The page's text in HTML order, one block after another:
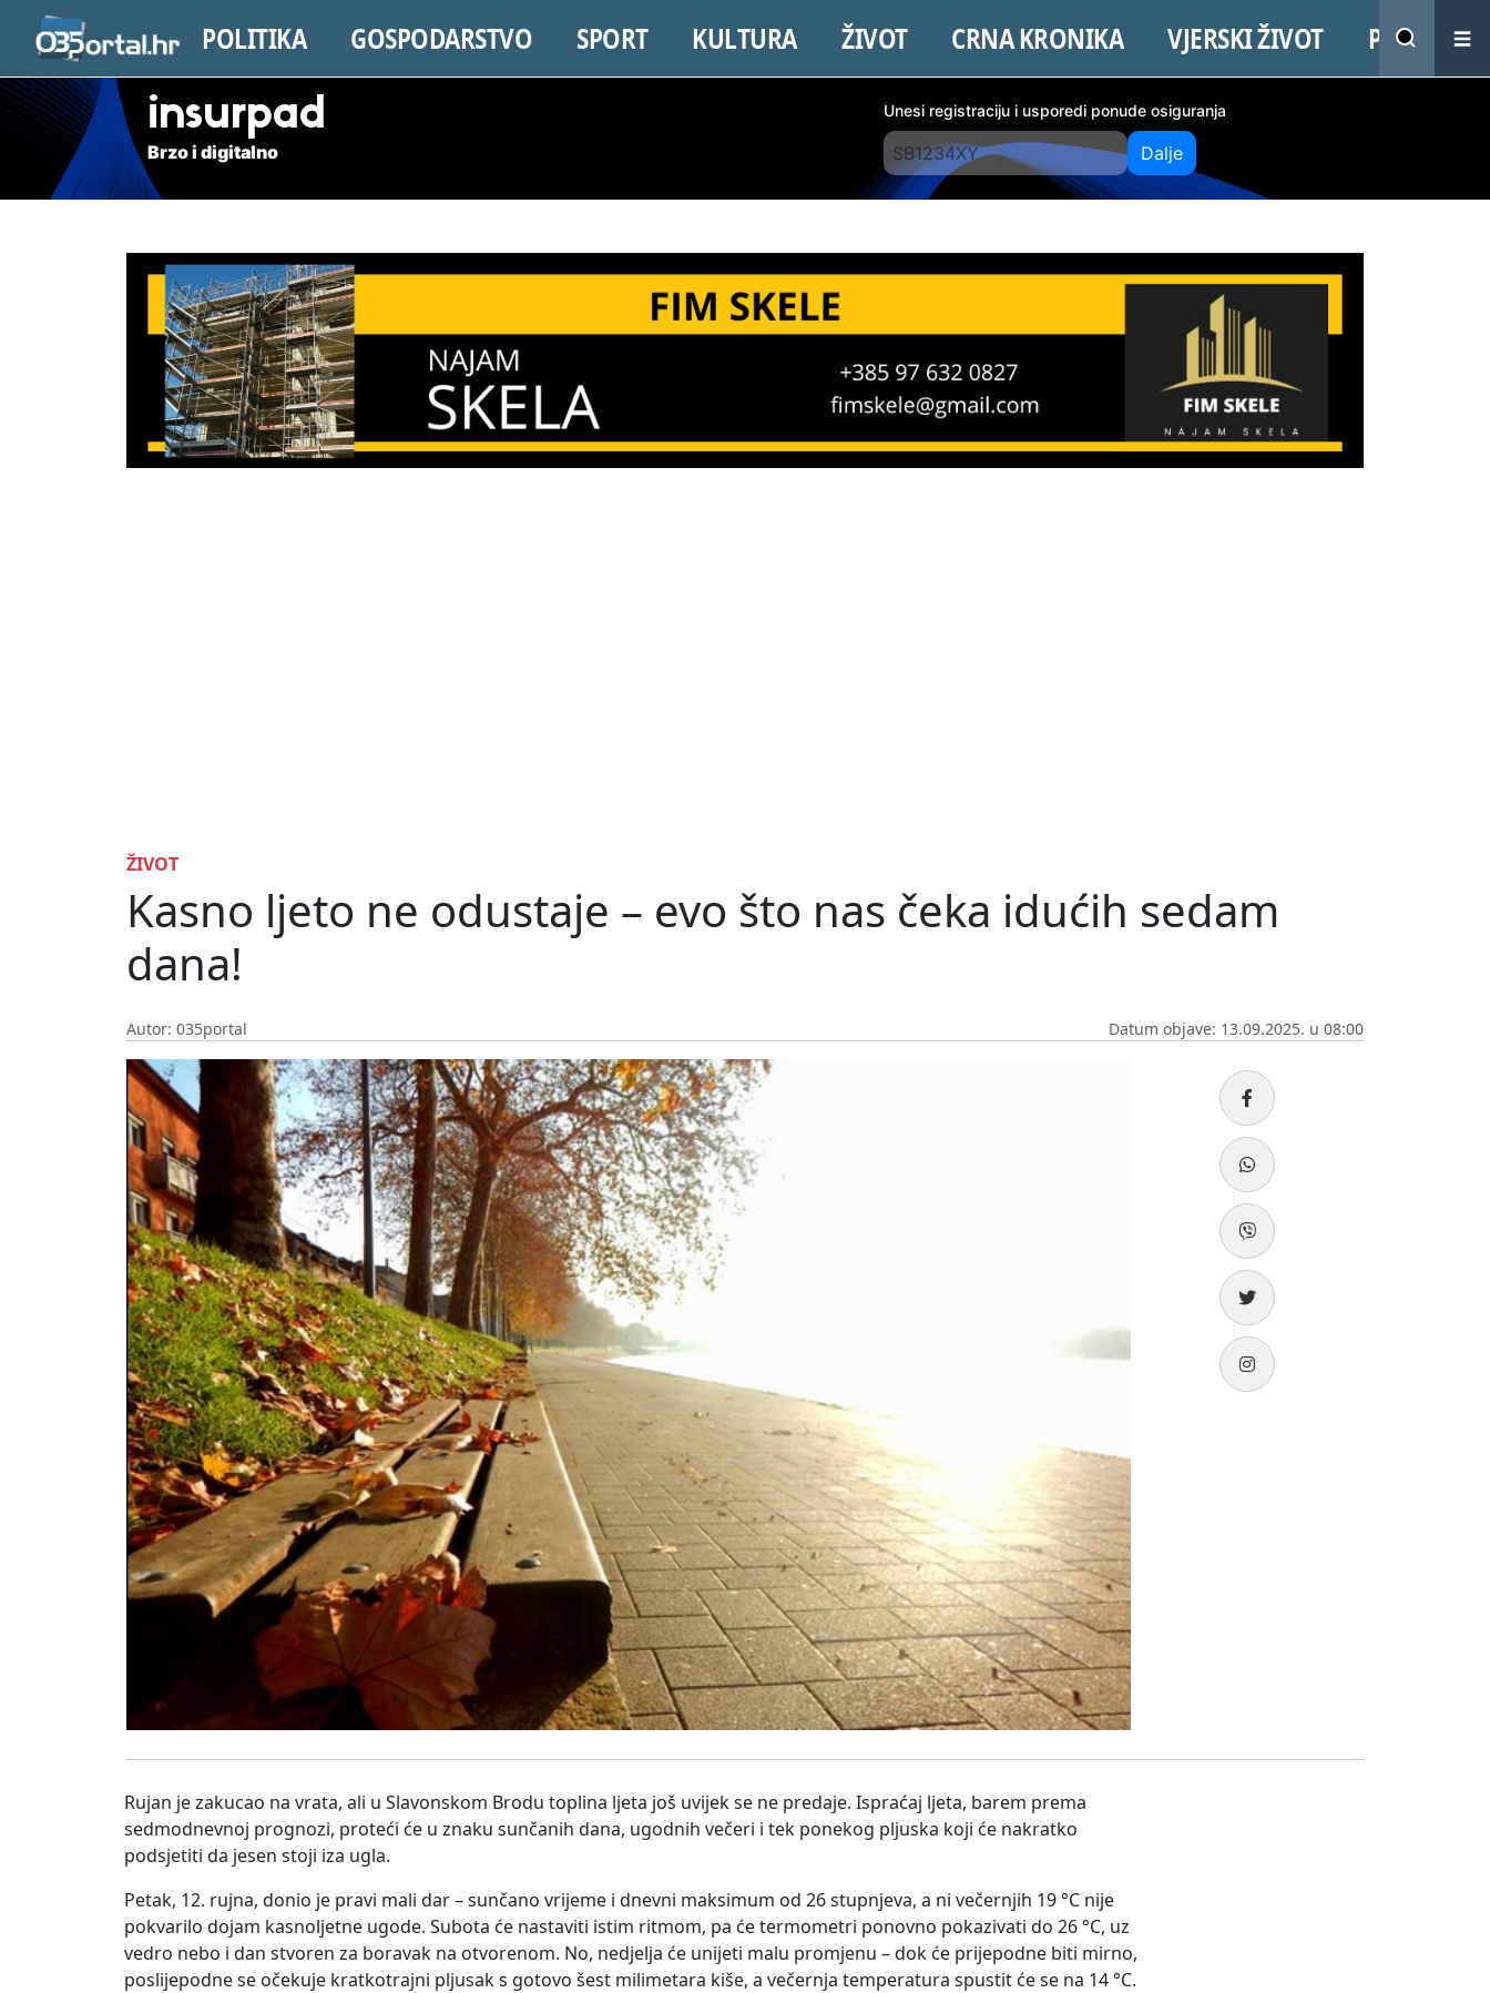
POLITIKA GOSPODARSTVO SPORT KULTURA ŽIVOT CRNA KRONIKA VJERSKI ŽIVOT PROMO
insurpad
Brzo i digitalno
Unesi registraciju i usporedi ponude osiguranja
Dalje
ŽIVOT
Kasno ljeto ne odustaje – evo što nas čeka idućih sedam
dana!
Autor: 035portal Datum objave: 13.09.2025. u 08:00
Rujan je zakucao na vrata, ali u Slavonskom Brodu toplina ljeta još uvijek se ne predaje. Ispraćaj ljeta, barem prema
sedmodnevnoj prognozi, proteći će u znaku sunčanih dana, ugodnih večeri i tek ponekog pljuska koji će nakratko
podsjetiti da jesen stoji iza ugla.
Petak, 12. rujna, donio je pravi mali dar – sunčano vrijeme i dnevni maksimum od 26 stupnjeva, a ni večernjih 19 °C nije
pokvarilo dojam kasnoljetne ugode. Subota će nastaviti istim ritmom, pa će termometri ponovno pokazivati do 26 °C, uz
vedro nebo i dan stvoren za boravak na otvorenom. No, nedjelja će unijeti malu promjenu – dok će prijepodne biti mirno,
poslijepodne se očekuje kratkotrajni pljusak s gotovo šest milimetara kiše, a večernja temperatura spustit će se na 14 °C.